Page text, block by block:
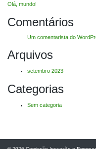
Olá, mundo!
Comentários
Um comentarista do
Arquivos
setembro 2023
Categorias
Sem categoria